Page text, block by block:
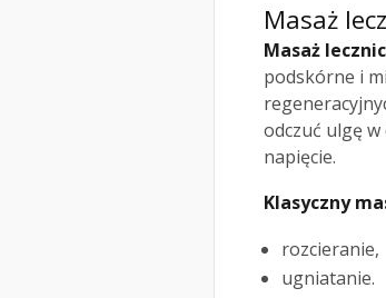
Masaż
Masaż
podskórne i
odczuć ulgę
napięcie.
Klasyczny
rozcieranie,
ugniatanie.